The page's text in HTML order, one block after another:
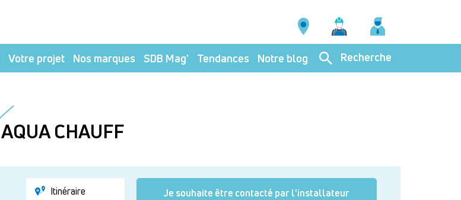
Votre projet Nos marques SDB Mag' Tendances Notre blog Recherche
AQUA CHAUFF
Itinéraire Je souhaite être contacté par l'installateur